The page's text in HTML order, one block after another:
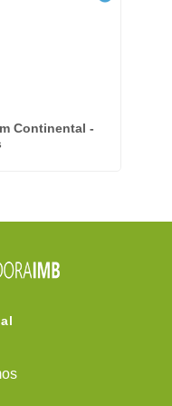
Continental -